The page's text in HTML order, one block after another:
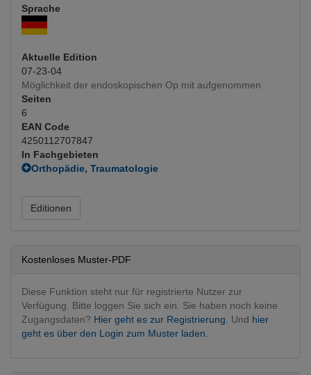
Sprache
Aktuelle Edition
07-23-04
Möglichkeit der endoskopischen Op mit aufgenommen
Seiten
6
EAN Code
4250112707847
In Fachgebieten
Orthopädie, Traumatologie
Editionen
Kostenloses Muster-PDF
Diese Funktion steht nur für registrierte Nutzer zur
Verfügung. Bitte loggen Sie sich ein. Sie haben noch keine
Zugangsdaten? Hier geht es zur Registrierung. Und hier
geht es über den Login zum Muster laden.